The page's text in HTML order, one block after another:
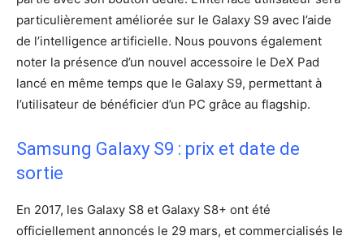
particulièrement améliorée sur le Galaxy S9 avec l’aide
de l’intelligence artificielle. Nous pouvons également
noter la présence d’un nouvel accessoire le DeX Pad
lancé en même temps que le Galaxy S9, permettant à
l’utilisateur de bénéficier d’un PC grâce au flagship.
Samsung Galaxy S9 : prix et date de
sortie
En 2017, les Galaxy S8 et Galaxy S8+ ont été
officiellement annoncés le 29 mars, et commercialisés le